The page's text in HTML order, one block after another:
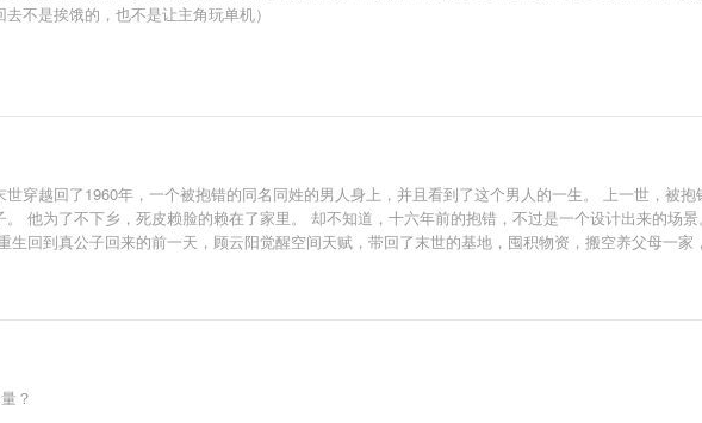
不是挨饿的，也不是让主角玩单机）
穿越回了1960年，一个被抱错的同名同姓的男人身上，并且看到了这个男人的一生。 上一世，被
他为了不下乡，死皮赖脸的赖在了家里。 却不知道，十六年前的抱错，不过是一个设计出来的场
回到真公子回来的前一天，顾云阳觉醒空间天赋，带回了末世的基地，囤积物资，搬空养父母一
便你拿。 白月光：我只是想和你好好地过一辈子。 顾云阳：我的东西，我扔了，给狗吃，都不给
？